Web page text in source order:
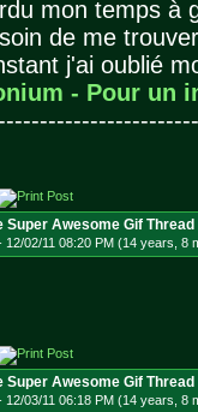
mon temps à
de me
j'ai oublié
- Pour un
Super Awesome Gif Thread
12/02/11 08:20 PM (14 years, 8
Super Awesome Gif Thread
12/03/11 06:18 PM (14 years, 8